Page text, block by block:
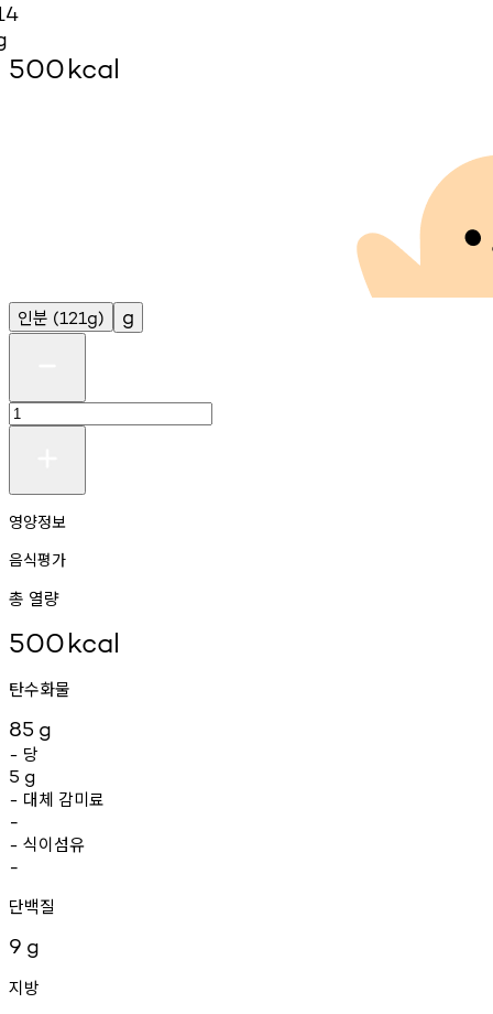
500kcal
인분 (121g) g
영양정보
음식평가
총 열량
500kcal
탄수화물
85 g
- 당
5 g
- 대체 감미료
-
- 식이섬유
-
단백질
9 g
지방